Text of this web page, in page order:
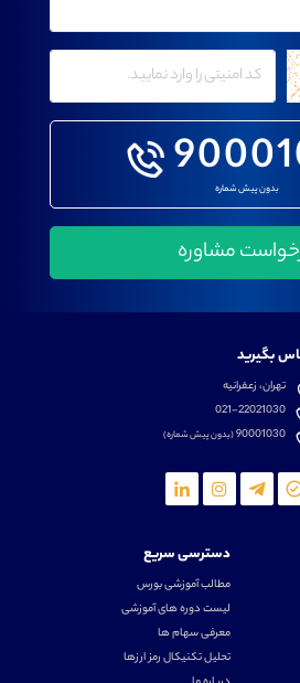
بدون پیش شماره
بگیرید
تهران، زعفرانیه
021-22021030
90001030(بدون پیش شماره)
دسترسی سریع
مطالب آموزشی بورس
لیست دوره های آموزشی
معرفی سهام ها
تحلیل تکنیکال رمز ارزها